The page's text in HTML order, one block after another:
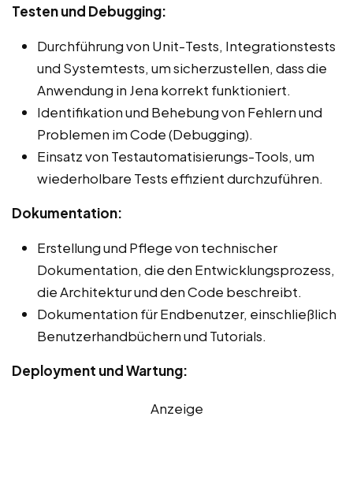
Testen und Debugging:
Durchführung von Unit-Tests, Integrationstests
und Systemtests, um sicherzustellen, dass die
Anwendung in Jena korrekt funktioniert.
Identifikation und Behebung von Fehlern und
Problemen im Code (Debugging).
Einsatz von Testautomatisierungs-Tools, um
wiederholbare Tests effizient durchzuführen.
Dokumentation:
Erstellung und Pflege von technischer
Dokumentation, die den Entwicklungsprozess,
die Architektur und den Code beschreibt.
Dokumentation für Endbenutzer, einschließlich
Benutzerhandbüchern und Tutorials.
Deployment und Wartung:
Anzeige